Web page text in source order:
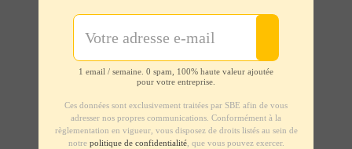
1 email / semaine. 0 spam, 100% haute valeur ajoutée
pour votre entreprise.
Ces données sont exclusivement traitées par SBE afin de vous
adresser nos propres communications. Conformément à la
règlementation en vigueur, vous disposez de droits listés au sein de
notre politique de confidentialité, que vous pouvez exercer.